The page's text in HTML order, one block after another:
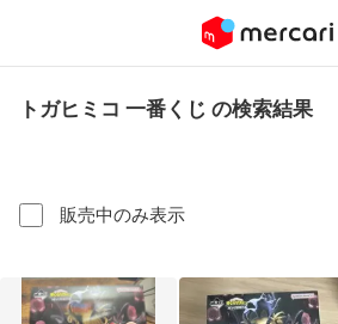
トガヒミコ 一番くじ の検索結果
販売中のみ表示